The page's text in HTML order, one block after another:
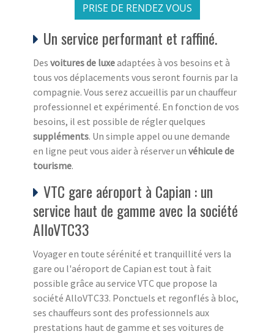
PRISE DE RENDEZ VOUS
Un service performant et raffiné.
Des voitures de luxeadaptées à vos besoins et à
tous vos déplacements vous seront fournis par la
compagnie. Vous serez accueillis par un chauffeur
professionnel et expérimenté. En fonction de vos
besoins, il est possible de régler quelques
suppléments. Un simple appel ou une demande
en ligne peut vous aider à réserver un véhicule de
tourisme.
VTC gare aéroport à Capian : un
service haut de gamme avec la société
AlloVTC33
Voyager en toute sérénité et tranquillité vers la
gare ou l'aéroport de Capian est tout à fait
possible grâce au service VTC que propose la
société AlloVTC33. Ponctuels et regonflés à bloc,
ses chauffeurs sont des professionnels aux
prestations haut de gamme et ses voitures de